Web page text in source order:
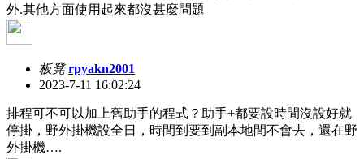
外.其他方面使用起來都沒甚麼問題
板凳 rpyakn2001
2023-7-11 16:02:24
排程可不可以加上舊助手的程式？助手+都要設時間沒設好就
停掛，野外掛機設全日，時間到要到副本地間不會去，還在野
外掛機….